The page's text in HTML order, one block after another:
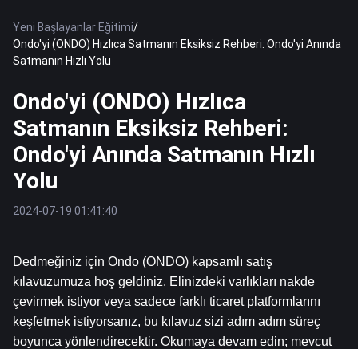
Yeni Başlayanlar Eğitimi/
Ondo'yi (ONDO) Hızlıca Satmanın Eksiksiz Rehberi: Ondo'yi Anında
Satmanın Hızlı Yolu
Ondo'yi (ONDO) Hızlıca
Satmanın Eksiksiz Rehberi:
Ondo'yi Anında Satmanın Hızlı
Yolu
2024-07-19 01:41:40
Dedmeğiniz için Ondo (ONDO) kapsamlı satış
kılavuzumuza hoş geldiniz. Elinizdeki varlıkları nakde
çevirmek istiyor veya sadece farklı ticaret platformlarını
keşfetmek istiyorsanız, bu kılavuz sizi adım adım süreç
boyunca yönlendirecektir. Okumaya devam edin; mevcut